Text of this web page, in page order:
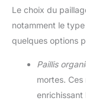
Le choix du
notamment le
quelques options
Paillis
mortes.
enrichissant